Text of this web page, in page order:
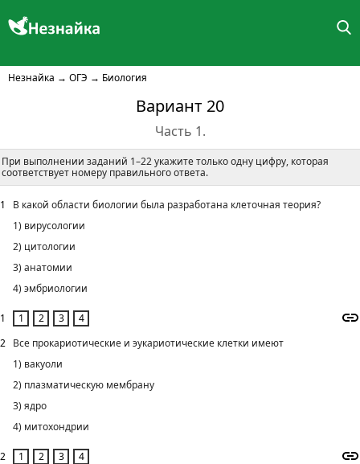
Незнайка → ОГЭ → Биология
Вариант 20
Часть 1.
При выполнении заданий 1–22 укажите только одну цифру, которая
соответствует номеру правильного ответа.
1
1
В какой области биологии была разработана клеточная теория?
1) вирусологии
2) цитологии
3) анатомии
4) эмбриологии
2
2
Все прокариотические и эукариотические клетки имеют
1) вакуоли
2) плазматическую мембрану
3) ядро
4) митохондрии